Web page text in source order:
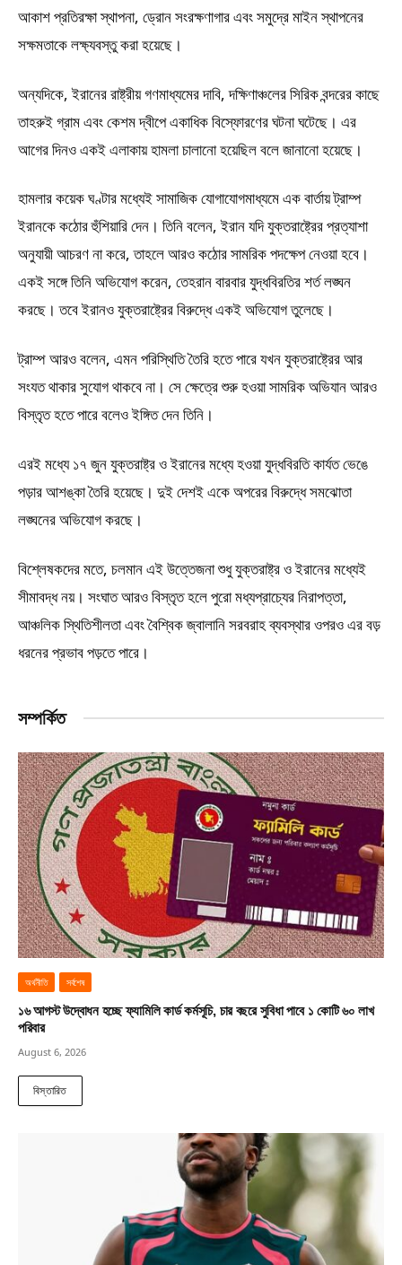
আকাশ প্রতিরক্ষা স্থাপনা, ড্রোন সংরক্ষণাগার এবং সমুদ্রে মাইন স্থাপনের
সক্ষমতাকে লক্ষ্যবস্তু করা হয়েছে।
অন্যদিকে, ইরানের রাষ্ট্রীয় গণমাধ্যমের দাবি, দক্ষিণাঞ্চলের সিরিক বন্দরের কাছে
তাহরুই গ্রাম এবং কেশম দ্বীপে একাধিক বিস্ফোরণের ঘটনা ঘটেছে। এর
আগের দিনও একই এলাকায় হামলা চালানো হয়েছিল বলে জানানো হয়েছে।
হামলার কয়েক ঘণ্টার মধ্যেই সামাজিক যোগাযোগমাধ্যমে এক বার্তায় ট্রাম্প
ইরানকে কঠোর হুঁশিয়ারি দেন। তিনি বলেন, ইরান যদি যুক্তরাষ্ট্রের প্রত্যাশা
অনুযায়ী আচরণ না করে, তাহলে আরও কঠোর সামরিক পদক্ষেপ নেওয়া হবে।
একই সঙ্গে তিনি অভিযোগ করেন, তেহরান বারবার যুদ্ধবিরতির শর্ত লঙ্ঘন
করছে। তবে ইরানও যুক্তরাষ্ট্রের বিরুদ্ধে একই অভিযোগ তুলেছে।
ট্রাম্প আরও বলেন, এমন পরিস্থিতি তৈরি হতে পারে যখন যুক্তরাষ্ট্রের আর
সংযত থাকার সুযোগ থাকবে না। সে ক্ষেত্রে শুরু হওয়া সামরিক অভিযান আরও
বিস্তৃত হতে পারে বলেও ইঙ্গিত দেন তিনি।
এরই মধ্যে ১৭ জুন যুক্তরাষ্ট্র ও ইরানের মধ্যে হওয়া যুদ্ধবিরতি কার্যত ভেঙে
পড়ার আশঙ্কা তৈরি হয়েছে। দুই দেশই একে অপরের বিরুদ্ধে সমঝোতা
লঙ্ঘনের অভিযোগ করছে।
বিশ্লেষকদের মতে, চলমান এই উত্তেজনা শুধু যুক্তরাষ্ট্র ও ইরানের মধ্যেই
সীমাবদ্ধ নয়। সংঘাত আরও বিস্তৃত হলে পুরো মধ্যপ্রাচ্যের নিরাপত্তা,
আঞ্চলিক স্থিতিশীলতা এবং বৈশ্বিক জ্বালানি সরবরাহ ব্যবস্থার ওপরও এর বড়
ধরনের প্রভাব পড়তে পারে।
সম্পর্কিত
অর্থনীতি সর্বশেষ
১৬ আগস্ট উদ্বোধন হচ্ছে ফ্যামিলি কার্ড কর্মসূচি, চার বছরে সুবিধা পাবে ১ কোটি ৬০ লাখ
পরিবার
August 6, 2026
বিস্তারিত